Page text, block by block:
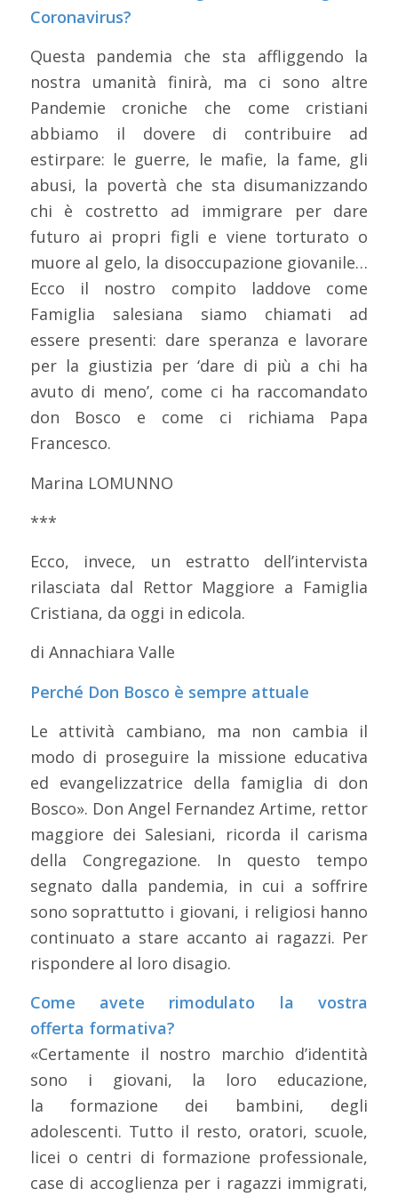
Coronavirus?
Questa pandemia che sta affliggendo la
nostra umanità finirà, ma ci sono altre
Pandemie croniche che come cristiani
abbiamo il dovere di contribuire ad
estirpare: le guerre, le mafie, la fame, gli
abusi, la povertà che sta disumanizzando
chi è costretto ad immigrare per dare
futuro ai propri figli e viene torturato o
muore al gelo, la disoccupazione giovanile…
Ecco il nostro compito laddove come
Famiglia salesiana siamo chiamati ad
essere presenti: dare speranza e lavorare
per la giustizia per ‘dare di più a chi ha
avuto di meno’, come ci ha raccomandato
don Bosco e come ci richiama Papa
Francesco.
Marina LOMUNNO
***
Ecco, invece, un estratto dell’intervista
rilasciata dal Rettor Maggiore a Famiglia
Cristiana, da oggi in edicola.
di Annachiara Valle
Perché Don Bosco è sempre attuale
Le attività cambiano, ma non cambia il
modo di proseguire la missione educativa
ed evangelizzatrice della famiglia di don
Bosco». Don Angel Fernandez Artime, rettor
maggiore dei Salesiani, ricorda il carisma
della Congregazione. In questo tempo
segnato dalla pandemia, in cui a soffrire
sono soprattutto i giovani, i religiosi hanno
continuato a stare accanto ai ragazzi. Per
rispondere al loro disagio.
Come avete rimodulato la vostra
offerta formativa?
«Certamente il nostro marchio d’identità
sono i giovani, la loro educazione,
la formazione dei bambini, degli
adolescenti. Tutto il resto, oratori, scuole,
licei o centri di formazione professionale,
case di accoglienza per i ragazzi immigrati,